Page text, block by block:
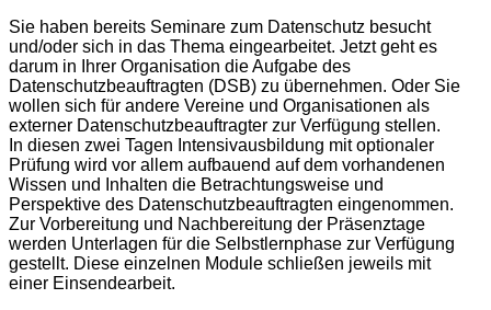
Sie haben bereits Seminare zum Datenschutz besucht
und/oder sich in das Thema eingearbeitet. Jetzt geht es
darum in Ihrer Organisation die Aufgabe des
Datenschutzbeauftragten (DSB) zu übernehmen. Oder Sie
wollen sich für andere Vereine und Organisationen als
externer Datenschutzbeauftragter zur Verfügung stellen.
In diesen zwei Tagen Intensivausbildung mit optionaler
Prüfung wird vor allem aufbauend auf dem vorhandenen
Wissen und Inhalten die Betrachtungsweise und
Perspektive des Datenschutzbeauftragten eingenommen.
Zur Vorbereitung und Nachbereitung der Präsenztage
werden Unterlagen für die Selbstlernphase zur Verfügung
gestellt. Diese einzelnen Module schließen jeweils mit
einer Einsendearbeit.